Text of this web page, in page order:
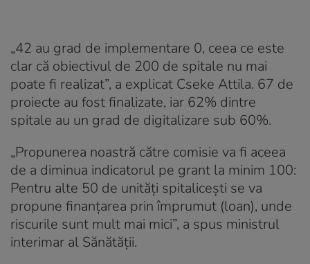
„42 au grad de implementare 0, ceea ce este
clar că obiectivul de 200 de spitale nu mai
poate fi realizat”, a explicat Cseke Attila. 67 de
proiecte au fost finalizate, iar 62% dintre
spitale au un grad de digitalizare sub 60%.
„Propunerea noastră către comisie va fi aceea
de a diminua indicatorul pe grant la minim 100:
Pentru alte 50 de unități spitalicești se va
propune finanțarea prin împrumut (loan), unde
riscurile sunt mult mai mici”, a spus ministrul
interimar al Sănătății.